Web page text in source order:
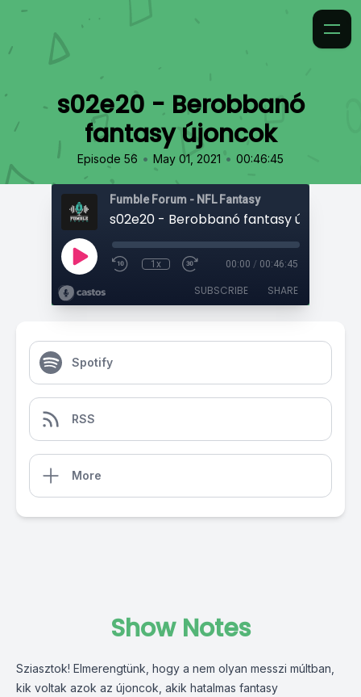
s02e20 - Berobbanó
fantasy újoncok
Episode 56 • May 01, 2021 • 00:46:45
Fumble Forum - NFL Fantasy
s02e20 - Berobbanó fantasy újoncok
1x 00:00 / 00:46:45
SUBSCRIBE SHARE
Spotify
RSS
More
Show Notes
Sziasztok! Elmerengtünk, hogy a nem olyan messzi múltban,
kik voltak azok az újoncok, akik hatalmas fantasy